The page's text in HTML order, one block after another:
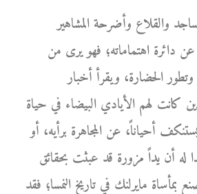
والقلاع وأضرحة المشاهير
دائرة اهتماماته؛ فهو يرى من
وتطور الحضارة، ويقرأ أخبار
كانت لهم الأيادي البيضاء في حياة
أحياناً، عن المجاهرة برأيه، أو
له أن يداً مزورة قد عبثت بحقائق
بمأساة مايرلنك في تاريخ النمسا؛ فقد